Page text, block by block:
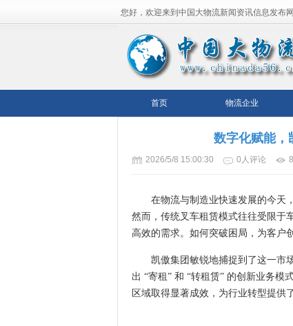
您好，欢迎来到中国大物流新闻资讯信息发布
流平台！
首页 物流企业
数字化赋能，
2026/5/8 15:00:30 0人评论
在物流与制造业快速发展的今天，
然而，传统叉车租赁模式往往受限于
高效的需求。如何突破困局，为客户
凯傲集团敏锐地捕捉到了这一市
出 “寄租” 和 “转租赁” 的创新业务
区域取得显著成效，为行业转型提供